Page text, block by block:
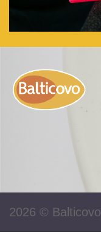
2026 © Balticovo